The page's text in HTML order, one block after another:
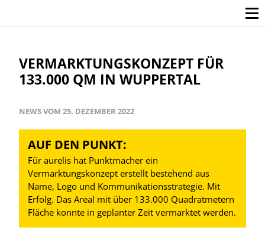
VERMARKTUNGSKONZEPT FÜR
133.000 QM IN WUPPERTAL
NEWS VOM 25. DEZEMBER 2022
AUF DEN PUNKT:
Für aurelis hat Punktmacher ein
Vermarktungskonzept erstellt bestehend aus
Name, Logo und Kommunikationsstrategie. Mit
Erfolg. Das Areal mit über 133.000 Quadratmetern
Fläche konnte in geplanter Zeit vermarktet werden.